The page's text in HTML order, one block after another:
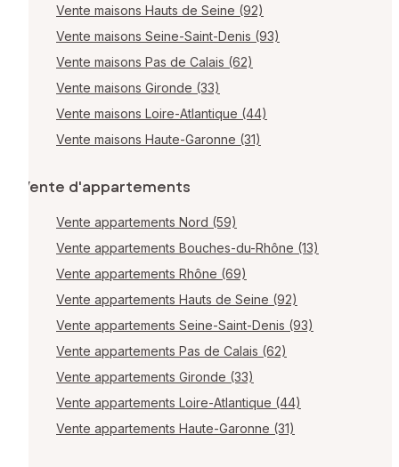
Vente maisons Hauts de Seine (92)
Vente maisons Seine-Saint-Denis (93)
Vente maisons Pas de Calais (62)
Vente maisons Gironde (33)
Vente maisons Loire-Atlantique (44)
Vente maisons Haute-Garonne (31)
Vente d'appartements
Vente appartements Nord (59)
Vente appartements Bouches-du-Rhône (13)
Vente appartements Rhône (69)
Vente appartements Hauts de Seine (92)
Vente appartements Seine-Saint-Denis (93)
Vente appartements Pas de Calais (62)
Vente appartements Gironde (33)
Vente appartements Loire-Atlantique (44)
Vente appartements Haute-Garonne (31)